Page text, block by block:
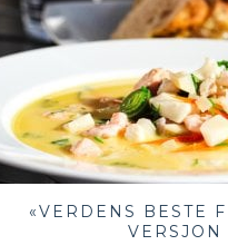
«VERDENS BESTE
VERSJON